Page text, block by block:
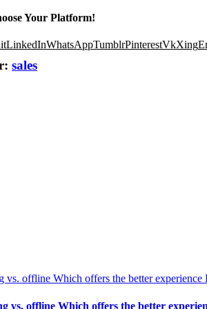
Your Platform!
LinkedInWhatsAppTumblrPinterestVkXing
sales
vs. offline Which offers the better experience
vs. offline Which offers the better